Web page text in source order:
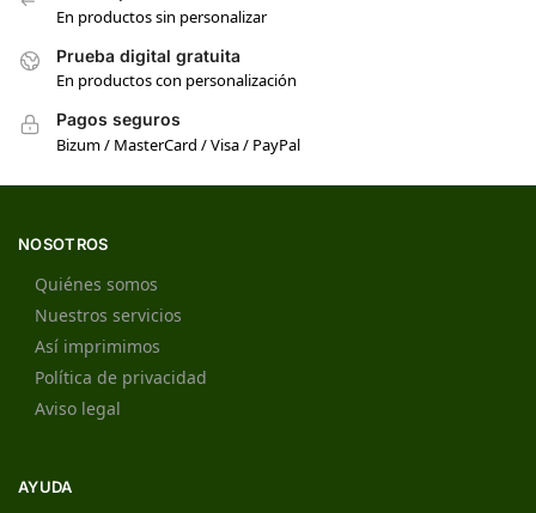
En productos sin personalizar
Prueba digital gratuita
En productos con personalización
Pagos seguros
Bizum / MasterCard / Visa / PayPal
NOSOTROS
Quiénes somos
Nuestros servicios
Así imprimimos
Política de privacidad
Aviso legal
AYUDA